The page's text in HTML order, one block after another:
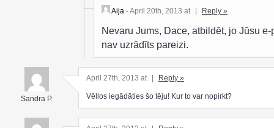
Aija - April 20th, 2013 at | Reply »
Nevaru Jums, Dace, atbildēt, jo Jūsu e-
nav uzrādīts pareizi.
Sandra P.
April 27th, 2013 at Reply »
Vēllos iegādāties šo tēju! Kur to var nopirkt?